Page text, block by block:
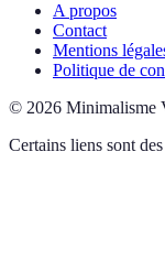
A propos
Contact
Mentions
Politique de
© 2026 Minimalisme
Certains liens sont